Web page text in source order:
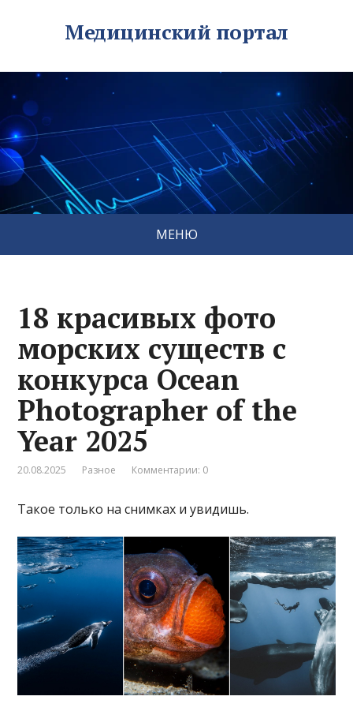
Медицинский портал
МЕНЮ
18 красивых фото
морских существ с
конкурса Ocean
Photographer of the
Year 2025
20.08.2025 Разное Комментарии: 0
Такое только на снимках и увидишь.